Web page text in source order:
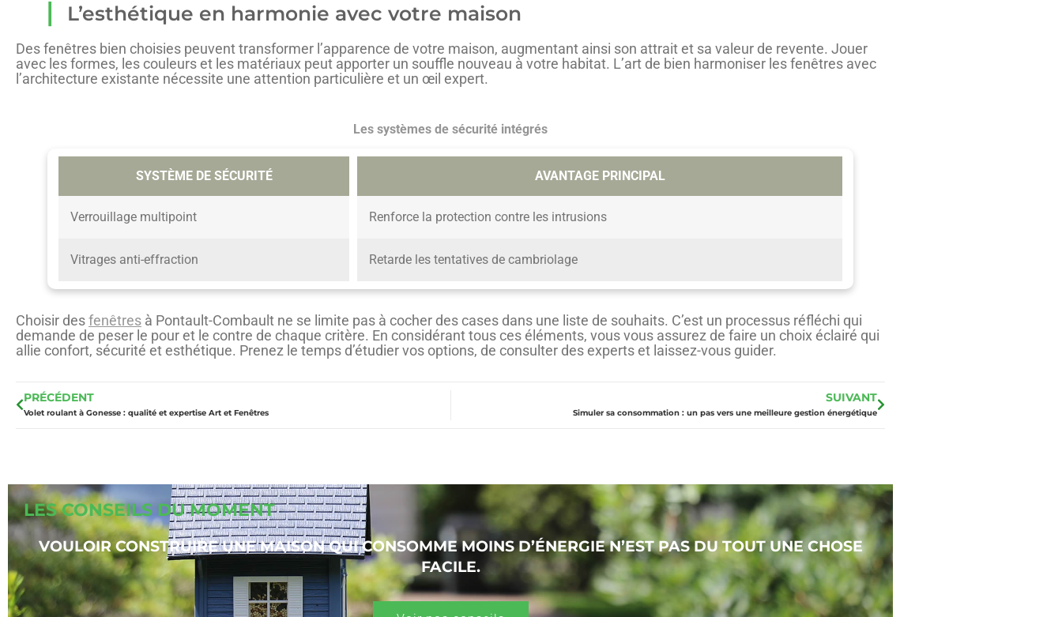
L’esthétique en harmonie avec votre maison
Des fenêtres bien choisies peuvent transformer l’apparence de votre maison, augmentant ainsi son attrait et sa valeur de revente. Jouer
avec les formes, les couleurs et les matériaux peut apporter un souffle nouveau à votre habitat. L’art de bien harmoniser les fenêtres avec
l’architecture existante nécessite une attention particulière et un œil expert.
Les systèmes de sécurité intégrés
SYSTÈME DE SÉCURITÉ AVANTAGE PRINCIPAL
Verrouillage multipoint Renforce la protection contre les intrusions
Vitrages anti-effraction Retarde les tentatives de cambriolage
Choisir desfenêtres à Pontault-Combault ne se limite pas à cocher des cases dans une liste de souhaits. C’est un processus réfléchi qui
demande de peser le pour et le contre de chaque critère. En considérant tous ces éléments, vous vous assurez de faire un choix éclairé qui
allie confort, sécurité et esthétique. Prenez le temps d’étudier vos options, de consulter des experts et laissez-vous guider.
PRÉCÉDENT
Volet roulant à Gonesse : qualité et expertise Art et Fenêtres
SUIVANT
Simuler sa consommation : un pas vers une meilleure gestion énergétique
LES CONSEILS DU MOMENT
VOULOIR CONSTRUIRE UNE MAISON QUI CONSOMME MOINS D’ÉNERGIE N’EST PAS DU TOUT UNE CHOSE
FACILE.